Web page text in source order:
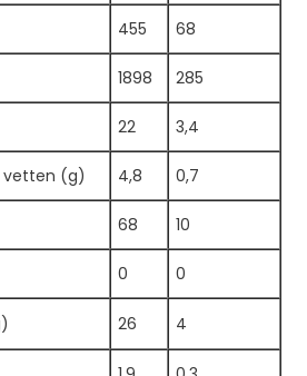
455 68
1898 285
22 3,4
vetten (g) 4,8 0,7
68 10
0 0
26 4